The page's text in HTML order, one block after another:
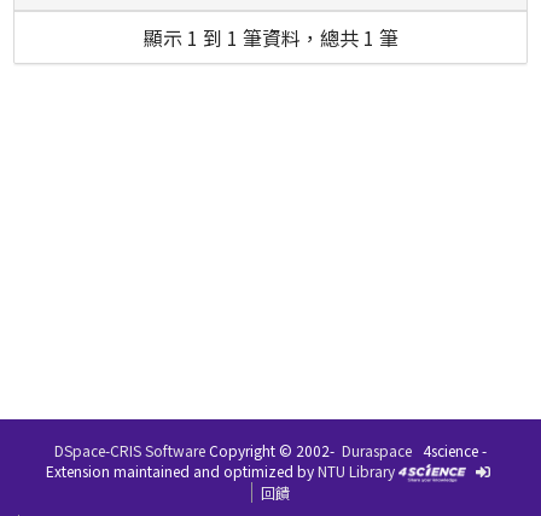
顯示 1 到 1 筆資料，總共 1 筆
DSpace-CRIS SoftwareCopyright © 2002- Duraspace 4science -
Extension maintained and optimized byNTU Library
回饋